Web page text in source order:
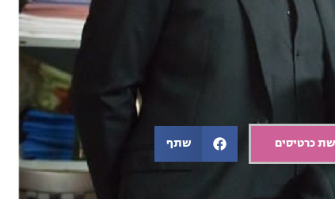
כרטיסים שתף